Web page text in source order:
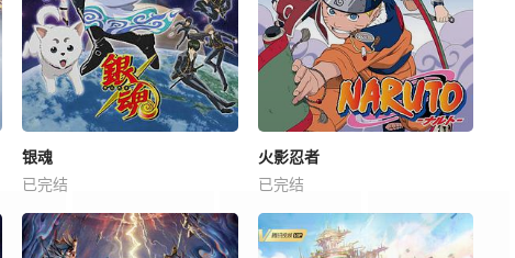
银魂
已完结
火影忍者
已完结